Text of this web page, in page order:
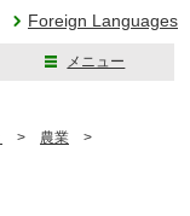
Foreign Languages
メニュー
> 農業 >